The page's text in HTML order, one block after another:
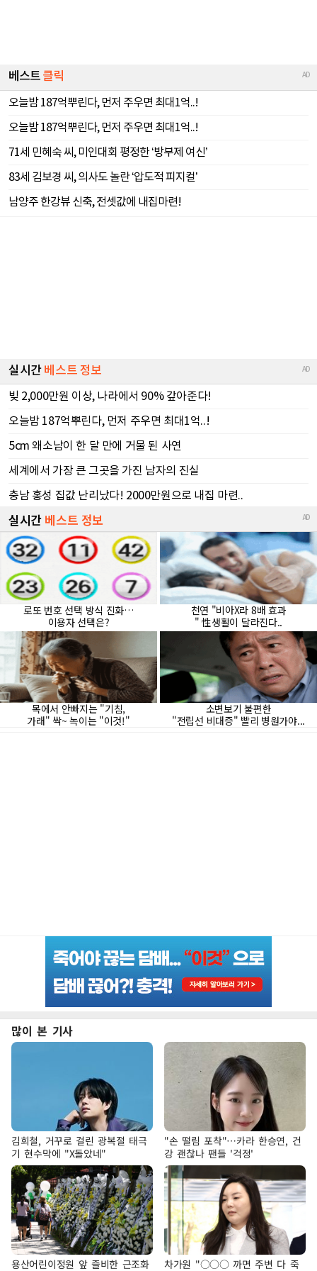
많이 본 기사
김희철, 거꾸로 걸린 광복절 태극
기 현수막에 "X돌았네"
"손 떨림 포착"…카라 한승연, 건
강 괜찮나 팬들 '걱정'
용산어린이정원 앞 즐비한 근조화
차가원 "○○○ 까면 주변 다 죽